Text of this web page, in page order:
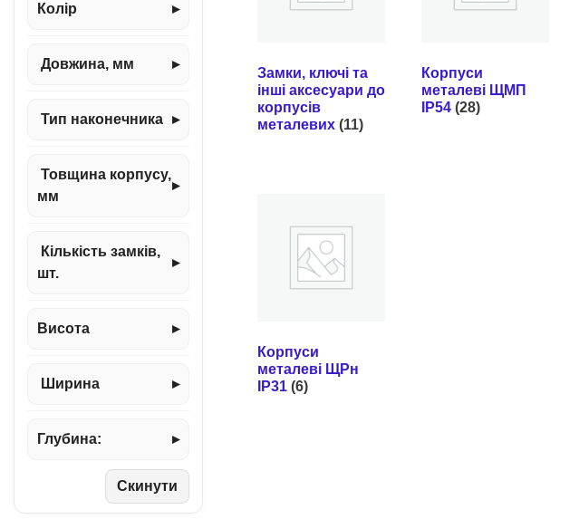
Колір ▸
Довжина, мм ▸
Тип наконечника ▸
Товщина корпусу,
мм
▸
Кількість замків,
шт.
▸
Висота ▸
Ширина ▸
Глубина: ▸
Скинути
Замки, ключі та
інші аксесуари до
корпусів
металевих (11)
Корпуси
металеві ЩМП
IP54 (28)
Корпуси
металеві ЩРн
IP31 (6)